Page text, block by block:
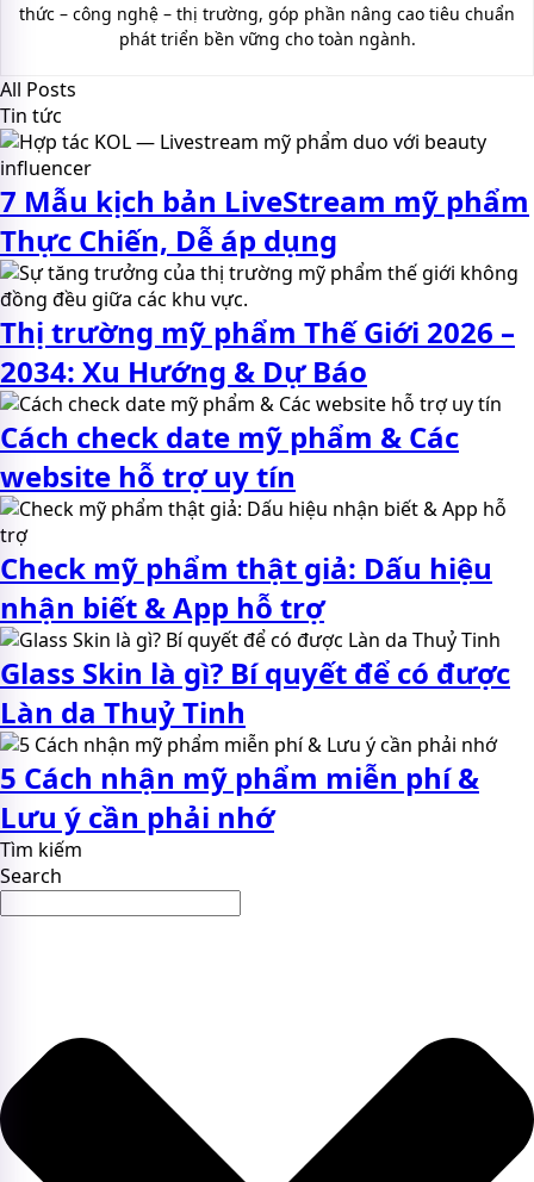
thức – công nghệ – thị trường, góp phần nâng cao tiêu chuẩn
phát triển bền vững cho toàn ngành.
All Posts
Tin tức
7 Mẫu kịch bản LiveStream mỹ phẩm
Thực Chiến, Dễ áp dụng
Thị trường mỹ phẩm Thế Giới 2026 –
2034: Xu Hướng & Dự Báo
Cách check date mỹ phẩm & Các
website hỗ trợ uy tín
Check mỹ phẩm thật giả: Dấu hiệu
nhận biết & App hỗ trợ
Glass Skin là gì? Bí quyết để có được
Làn da Thuỷ Tinh
5 Cách nhận mỹ phẩm miễn phí &
Lưu ý cần phải nhớ
Tìm kiếm
Search